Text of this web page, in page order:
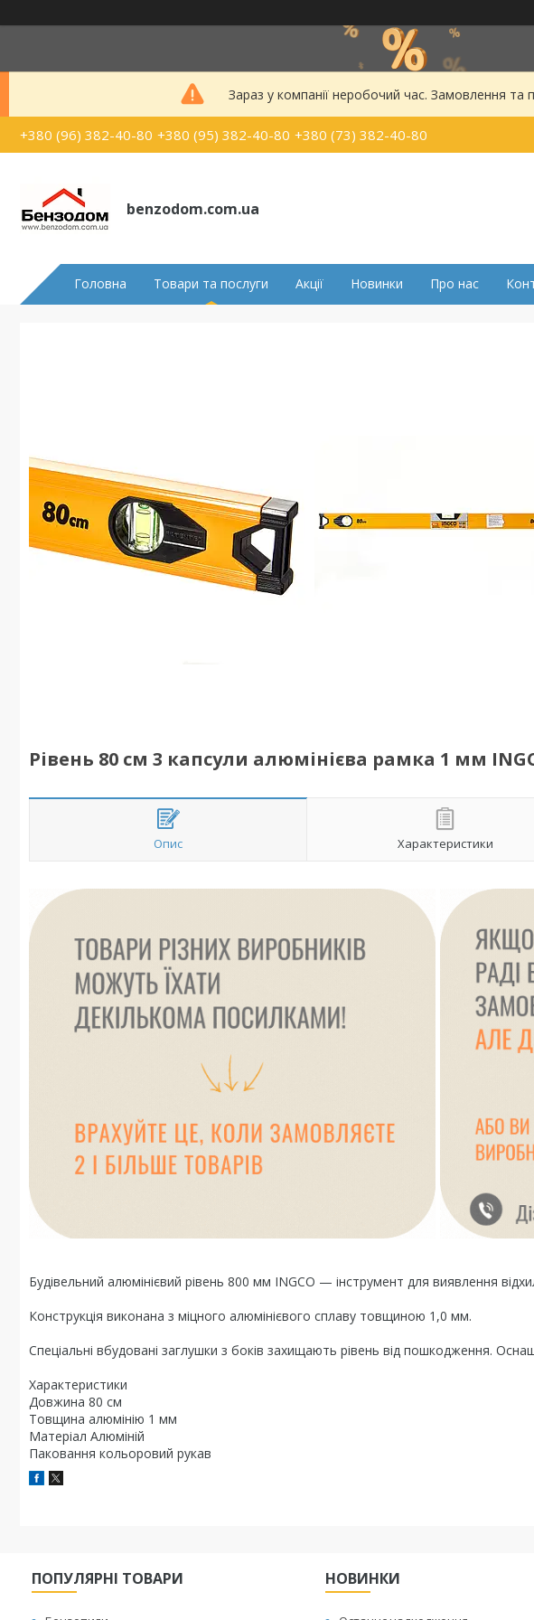
Зараз у компанії неробочий час. Замовлення
+380 (96) 382-40-80 +380 (95) 382-40-80 +380 (73) 382-40-80
benzodom.com.ua
Головна Товари та послуги Акції Новинки Про нас
Рівень 80 см 3 капсули алюмінієва рамка 1 мм
Опис Характеристики
Будівельний алюмінієвий рівень 800 мм INGCO — інструмент для виявлення
Конструкція виконана з міцного алюмінієвого сплаву товщиною 1,0 мм.
Спеціальні вбудовані заглушки з боків захищають рівень від пошкодження.
Характеристики
Довжина 80 см
Товщина алюмінію 1 мм
Матеріал Алюміній
Паковання кольоровий рукав
ПОПУЛЯРНІ ТОВАРИ НОВИНКИ